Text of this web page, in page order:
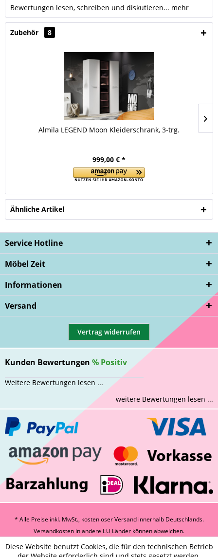
Bewertungen lesen, schreiben und diskutieren... mehr
Zubehör 8
Almila LEGEND Moon Kleiderschrank, 3-trg.
999,00 € *
Ähnliche Artikel
Service Hotline
Möbel Zeit
Informationen
Versand
Vertrag widerrufen
Kunden Bewertungen % Positiv
Weitere Bewertungen lesen ...
weitere Bewertungen lesen ...
* Alle Preise inkl. MwSt., kostenloser Versand innerhalb Deutschlands.
Versandkosten in andere EU Länder können abweichen.
Diese Website benutzt Cookies, die für den technischen Betrieb